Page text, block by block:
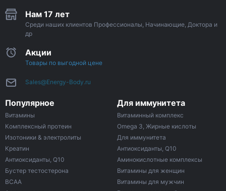
Нам 17 лет
Среди наших клиентов Профессионалы, Начинающие, Доктора и
др
Акции
Товары по выгодной цене
Sales@Energy-Body.ru
Популярное
Витамины
Комплексный протеин
Изотоники & электролиты
Креатин
Антиоксиданты, Q10
Бустер тестостерона
ВСАА
Для иммунитета
Витаминный комплекс
Omega 3, Жирные кислоты
Для иммунитета
Антиоксиданты, Q10
Аминокислотные комплексы
Витамины для женщин
Витамины для мужчин